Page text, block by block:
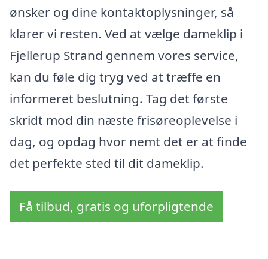
ønsker og dine kontaktoplysninger, så
klarer vi resten. Ved at vælge dameklip i
Fjellerup Strand gennem vores service,
kan du føle dig tryg ved at træffe en
informeret beslutning. Tag det første
skridt mod din næste frisøreoplevelse i
dag, og opdag hvor nemt det er at finde
det perfekte sted til dit dameklip.
Få tilbud, gratis og uforpligtende